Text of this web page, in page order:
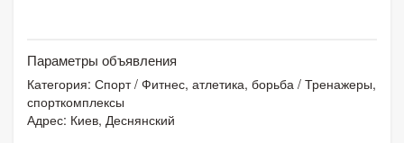
Параметры объявления
Категория: Спорт/ Фитнес, атлетика, борьба / Тренажеры,
спорткомплексы
Адрес: Киев, Деснянский